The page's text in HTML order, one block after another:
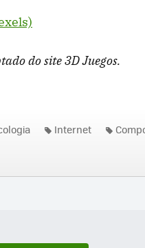
do site 3D Juegos.
Internet